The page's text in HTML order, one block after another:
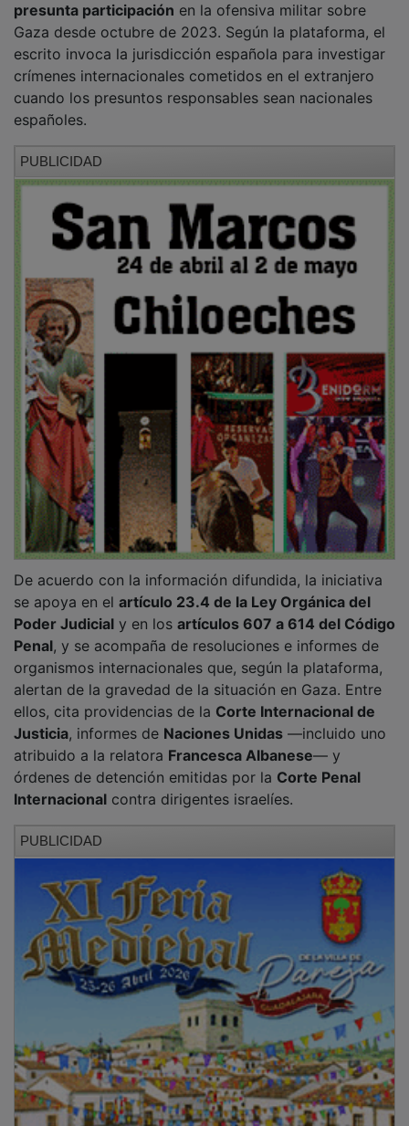
Gaza desde octubre de 2023. Según la plataforma, el
escrito invoca la jurisdicción española para investigar
crímenes internacionales cometidos en el extranjero
cuando los presuntos responsables sean nacionales
españoles.
se apoya en elartículo 23.4 de la Ley Orgánica del
Poder Judicial y en los artículos 607 a 614 del Código
Penal, y se acompaña de resoluciones e informes de
organismos internacionales que, según la plataforma,
alertan de la gravedad de la situación en Gaza. Entre
ellos, cita providencias de laCorte Internacional de
Justicia, informes deNaciones Unidas—incluido uno
atribuido a la relatoraFrancesca Albanese— y
órdenes de detención emitidas por laCorte Penal
Internacionalcontra dirigentes israelíes.